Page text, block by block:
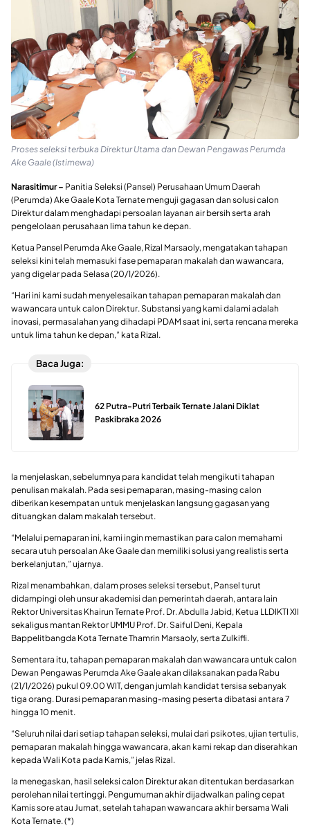
Proses seleksi terbuka Direktur Utama dan Dewan Pengawas Perumda
Ake Gaale (Istimewa)
Narasitimur – Panitia Seleksi (Pansel) Perusahaan Umum Daerah
(Perumda) Ake Gaale Kota Ternate menguji gagasan dan solusi calon
Direktur dalam menghadapi persoalan layanan air bersih serta arah
pengelolaan perusahaan lima tahun ke depan.
Ketua Pansel Perumda Ake Gaale, Rizal Marsaoly, mengatakan tahapan
seleksi kini telah memasuki fase pemaparan makalah dan wawancara,
yang digelar pada Selasa (20/1/2026).
“Hari ini kami sudah menyelesaikan tahapan pemaparan makalah dan
wawancara untuk calon Direktur. Substansi yang kami dalami adalah
inovasi, permasalahan yang dihadapi PDAM saat ini, serta rencana mereka
untuk lima tahun ke depan,” kata Rizal.
Baca Juga:
62 Putra-Putri Terbaik Ternate Jalani Diklat
Paskibraka 2026
Ia menjelaskan, sebelumnya para kandidat telah mengikuti tahapan
penulisan makalah. Pada sesi pemaparan, masing-masing calon
diberikan kesempatan untuk menjelaskan langsung gagasan yang
dituangkan dalam makalah tersebut.
“Melalui pemaparan ini, kami ingin memastikan para calon memahami
secara utuh persoalan Ake Gaale dan memiliki solusi yang realistis serta
berkelanjutan,” ujarnya.
Rizal menambahkan, dalam proses seleksi tersebut, Pansel turut
didampingi oleh unsur akademisi dan pemerintah daerah, antara lain
Rektor Universitas Khairun Ternate Prof. Dr. Abdulla Jabid, Ketua LLDIKTI XII
sekaligus mantan Rektor UMMU Prof. Dr. Saiful Deni, Kepala
Bappelitbangda Kota Ternate Thamrin Marsaoly, serta Zulkifli.
Sementara itu, tahapan pemaparan makalah dan wawancara untuk calon
Dewan Pengawas Perumda Ake Gaale akan dilaksanakan pada Rabu
(21/1/2026) pukul 09.00 WIT, dengan jumlah kandidat tersisa sebanyak
tiga orang. Durasi pemaparan masing-masing peserta dibatasi antara 7
hingga 10 menit.
“Seluruh nilai dari setiap tahapan seleksi, mulai dari psikotes, ujian tertulis,
pemaparan makalah hingga wawancara, akan kami rekap dan diserahkan
kepada Wali Kota pada Kamis,” jelas Rizal.
Ia menegaskan, hasil seleksi calon Direktur akan ditentukan berdasarkan
perolehan nilai tertinggi. Pengumuman akhir dijadwalkan paling cepat
Kamis sore atau Jumat, setelah tahapan wawancara akhir bersama Wali
Kota Ternate. (*)